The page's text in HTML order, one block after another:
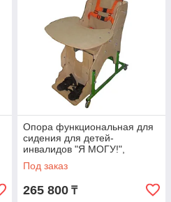
Опора функциональная для
сидения для детей-
инвалидов "Я МОГУ!",
исполнение ОС-001,
размер4
Под заказ
265 800 ₸